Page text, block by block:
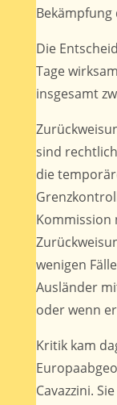
Die
Tage
insgesamt
sind
die
Kommission
wenigen
Ausländer
oder wenn
Kritik kam
Cavazzini.